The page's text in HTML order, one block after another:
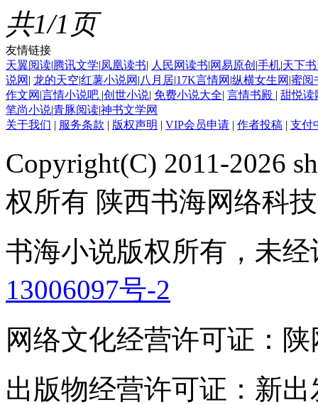
共1/1页
友情链接
天翼阅读|腾讯文学|凤凰读书| 人民网读书|网易原创 |手机|天下
说网 | 龙的天空|红薯小说网 |八月居|17K言情网 |纵横女生网 |蜜阅
作文网 |言情小说吧 |创世小说| 免费小说大全| 言情书殿 | 甜悦
笔尚小说|青豚阅读|神书文学网
关于我们 | 服务条款 | 版权声明 | VIP会员申请 | 作者投稿 | 支付
Copyright(C) 2011-2026
权所有 陕西书海网络科
书海小说版权所有，未
13006097号-2
网络文化经营许可证：陕
出版物经营许可证：新